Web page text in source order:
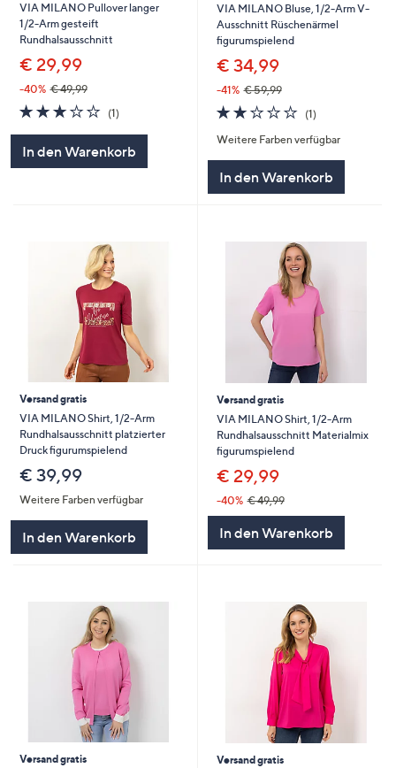
VIA MILANO Pullover langer
1/2-Arm gesteift
Rundhalsausschnitt
€ 29,99
-40% € 49,99
3.0
von
(1)1
In den Warenkorb
VIA MILANO Bluse, 1/2-Arm V-
Ausschnitt Rüschenärmel
figurumspielend
€ 34,99
-41% € 59,99
2.0
von
5
(1)1
Weitere Farben verfügbar
In den Warenkorb
Versand gratis
VIA MILANO Shirt, 1/2-Arm
Rundhalsausschnitt platzierter
Druck figurumspielend
€ 39,99
Weitere Farben verfügbar
In den Warenkorb
Versand gratis
VIA MILANO Shirt, 1/2-Arm
Rundhalsausschnitt Materialmix
figurumspielend
€ 29,99
-40% € 49,99
In den Warenkorb
Versand gratis
Versand gratis